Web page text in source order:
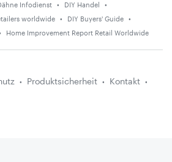
Infodienst
DIY Handel
worldwide
DIY Buyers' Guide
Home Improvement Report Retail Worldwide
Produktsicherheit
Kontakt